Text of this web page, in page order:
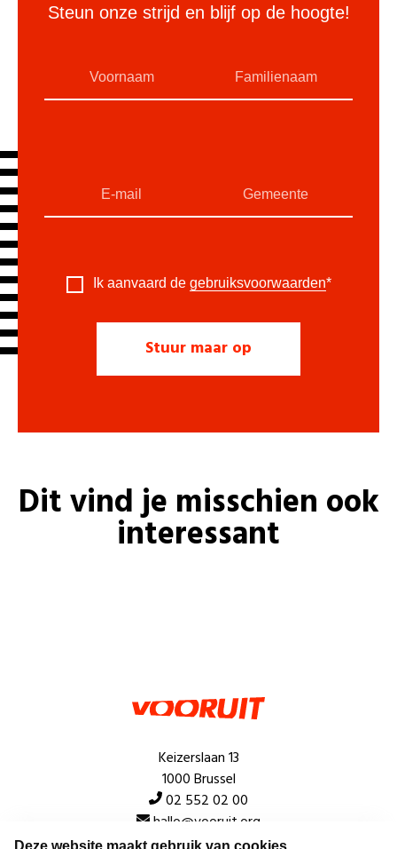
Deze website maakt gebruik van cookies
Steun onze strijd en blijf op de hoogte!
Ik aanvaard de gebruiksvoorwaarden*
Dit vind je misschien ook
interessant
Keizerslaan 13
1000 Brussel
02 552 02 00
hallo@vooruit.org